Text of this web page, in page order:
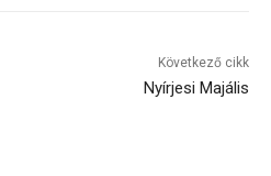
Következő cikk
Nyírjesi Majális